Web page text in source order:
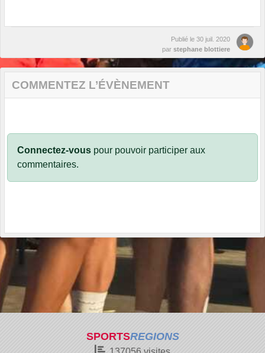
Publié le 30 juil. 2020
par stephane blottiere
COMMENTEZ L’ÉVÈNEMENT
Connectez-vous pour pouvoir participer aux
commentaires.
SPORTSREGIONS